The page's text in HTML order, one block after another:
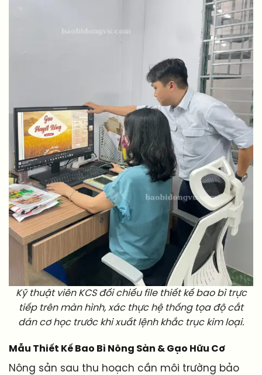
Kỹ thuật viên KCS đối chiếu file thiết kế bao bì trực
tiếp trên màn hình, xác thực hệ thống tọa độ cắt
dán cơ học trước khi xuất lệnh khắc trục kim loại.
Mẫu Thiết Kế Bao Bì Nông Sản & Gạo Hữu Cơ
Nông sản sau thu hoạch cần môi trường bảo